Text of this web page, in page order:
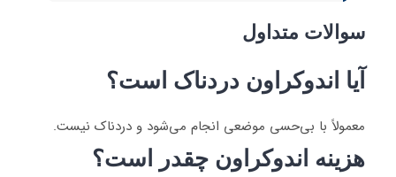
سوالات متداول
آیا اندوکراون دردناک است؟
معمولاً با بی‌حسی موضعی انجام می‌شود و دردناک نیست.
هزینه اندوکراون چقدر است؟